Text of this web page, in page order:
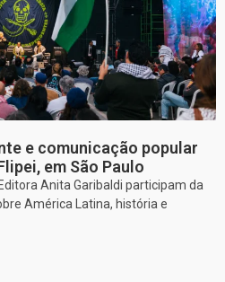
e comunicação popular
em São Paulo
Anita Garibaldi participam da
América Latina, história e